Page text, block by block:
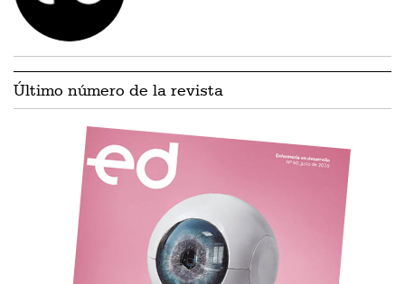
Último número de la revista